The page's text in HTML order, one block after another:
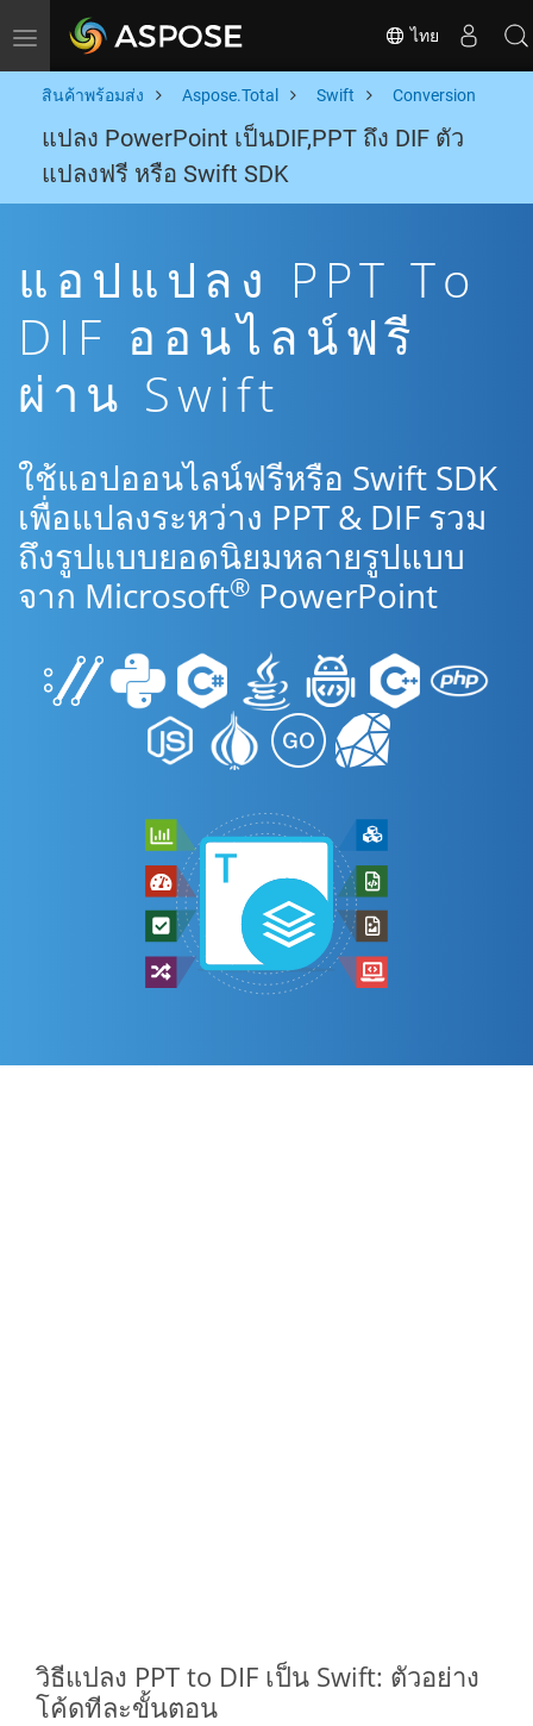
Toggle navigation ไทย
สินค้าพร้อมส่ง Aspose.Total Swift Conversion
แปลง PowerPoint เป็นDIF,PPT ถึง DIF ตัว
แปลงฟรี หรือ Swift SDK
แอปแปลง PPT To
DIF ออนไลน์ฟรี
ผ่าน Swift
ใช้แอปออนไลน์ฟรีหรือ Swift SDK
เพื่อแปลงระหว่าง PPT & DIF รวม
ถึงรูปแบบยอดนิยมหลายรูปแบบ
จาก Microsoft® PowerPoint
วิธีแปลง PPT to DIF เป็น Swift: ตัวอย่าง
โค้ดทีละขั้นตอน